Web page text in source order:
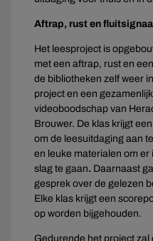
Aftrap, rust en fluitsignaal
Het leesproject is
met een aftrap, rust en
de bibliotheken zelf weer
project en een
videoboodschap van
Brouwer. De klas krijgt
om de leesuitdaging aan
en leuke materialen om er
slag te gaan. Daarnaast
gesprek over de gelezen
Elke klas krijgt een
op worden bijgehouden.
Gedurende het project zal